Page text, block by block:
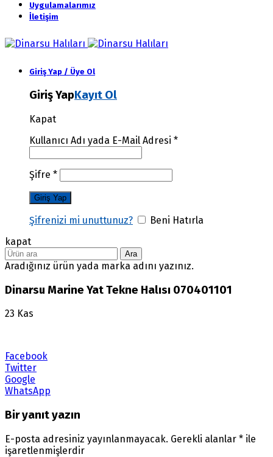
Uygulamalarımız
İletişim
Giriş Yap / Üye Ol
Giriş YapKayıt Ol
Kapat
Kullanıcı Adı yada E-Mail Adresi *
Şifre *
Şifrenizi mi unuttunuz?
Beni Hatırla
kapat
Ara
Aradığınız ürün yada marka adını yazınız.
Dinarsu Marine Yat Tekne Halısı 070401101
23 Kas
Facebook
Twitter
Google
WhatsApp
Bir yanıt yazın
E-posta adresiniz yayınlanmayacak. Gerekli alanlar * ile
işaretlenmişlerdir